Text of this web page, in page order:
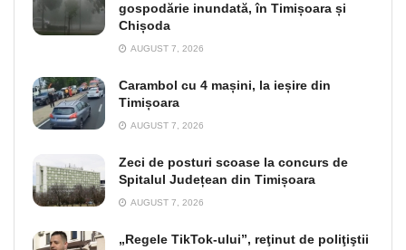
gospodărie inundată, în Timișoara și
Chișoda
AUGUST 7, 2026
Carambol cu 4 mașini, la ieșire din
Timișoara
AUGUST 7, 2026
Zeci de posturi scoase la concurs de
Spitalul Județean din Timișoara
AUGUST 7, 2026
„Regele TikTok-ului”, reţinut de poliţiştii